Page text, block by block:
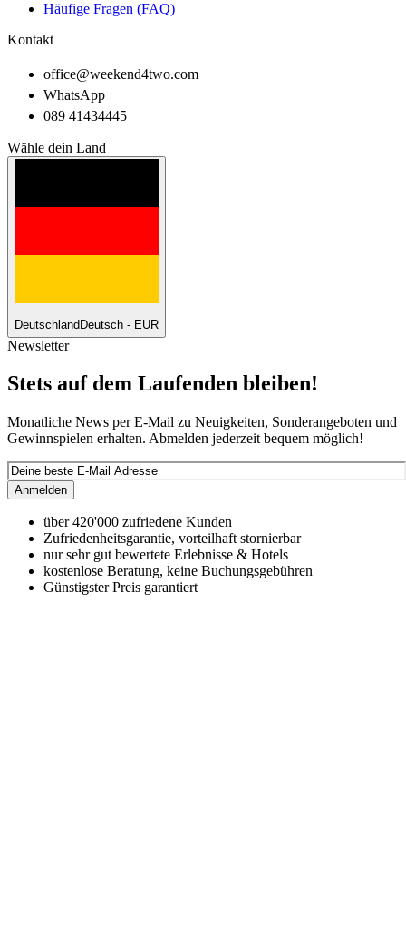
Häufige Fragen (FAQ)
Kontakt
office@weekend4two.com
WhatsApp
089 41434445
Wähle dein Land
DeutschlandDeutsch - EUR
Newsletter
Stets auf dem Laufenden bleiben!
Monatliche News per E-Mail zu Neuigkeiten, Sonderangeboten und
Gewinnspielen erhalten. Abmelden jederzeit bequem möglich!
Anmelden
über 420'000 zufriedene Kunden
Zufriedenheitsgarantie, vorteilhaft stornierbar
nur sehr gut bewertete Erlebnisse & Hotels
kostenlose Beratung, keine Buchungsgebühren
Günstigster Preis garantiert